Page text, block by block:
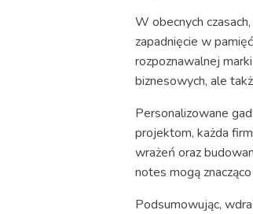
W obecnych
zapadnięcie w
rozpoznawalnej
biznesowych, ale
Personalizowane
projektom, każda
wrażeń oraz
notes mogą
Podsumowując,